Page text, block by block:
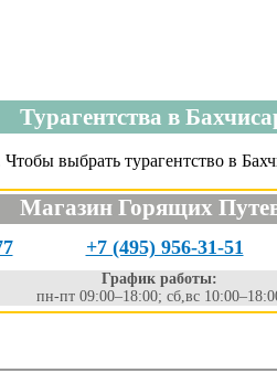
Турагентства в
выбрать турагентство в
Магазин Горящих
+7 (495) 956-31-51
График работы:
пн-пт 09:00–18:00; сб,вс